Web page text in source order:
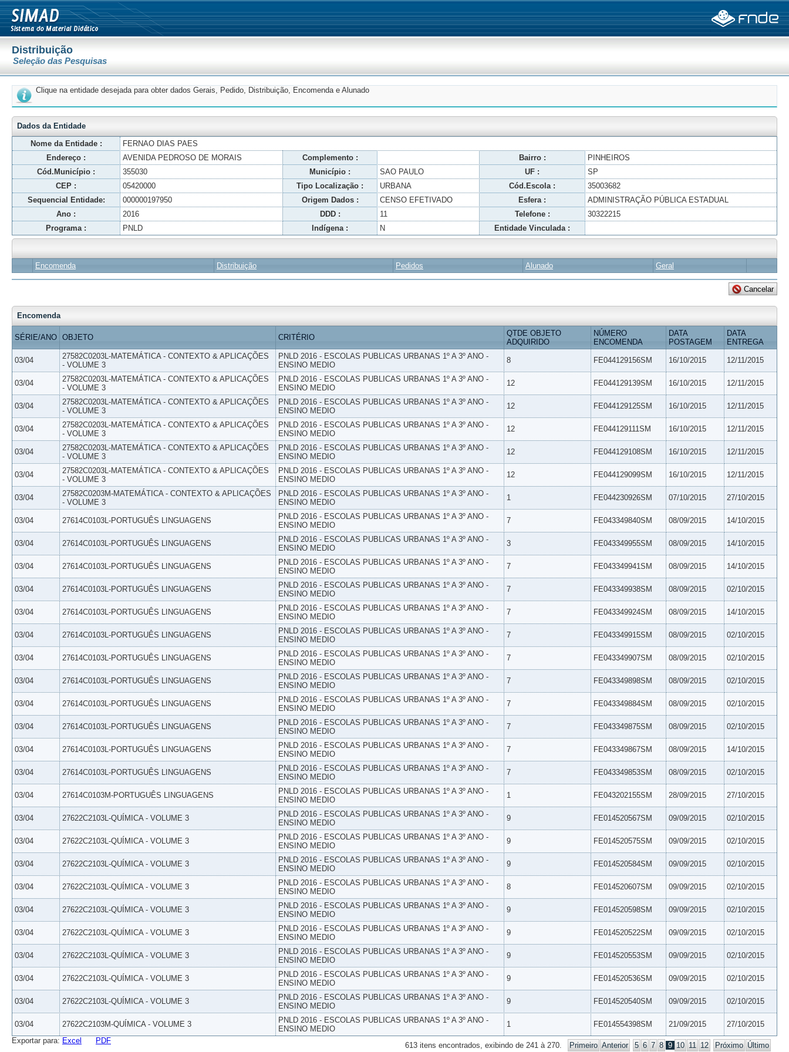
Distribuição
Seleção das Pesquisas
Clique na entidade desejada para obter dados Gerais, Pedido, Distribuição, Encomenda e Alunado
Dados da Entidade
Nome da Entidade :
FERNAO DIAS PAES
Endereço :
AVENIDA PEDROSO DE MORAIS Complemento : Bairro :
PINHEIROS
Cód.Município :
355030 Município : SAO PAULO UF :
SP
CEP :
05420000 Tipo Localização : URBANA Cód.Escola :
35003682
Sequencial Entidade:
000000197950 Origem Dados : CENSO EFETIVADO Esfera :
ADMINISTRAÇÃO PÚBLICA ESTADUAL
Ano :
2016 DDD : 11 Telefone :
30322215
Programa :
PNLD Indígena : N Entidade Vinculada :
Encomenda Distribuição Pedidos Alunado Geral
Encomenda
SÉRIE/ANO OBJETO CRITÉRIO
QTDE OBJETO
ADQUIRIDO
NÚMERO
ENCOMENDA
DATA
POSTAGEM
DATA
ENTREGA
03/04
27582C0203L-MATEMÁTICA - CONTEXTO & APLICAÇÕES
- VOLUME 3
PNLD 2016 - ESCOLAS PUBLICAS URBANAS 1º A 3º ANO -
ENSINO MEDIO
8 FE044129156SM 16/10/2015 12/11/2015
03/04
27582C0203L-MATEMÁTICA - CONTEXTO & APLICAÇÕES
- VOLUME 3
PNLD 2016 - ESCOLAS PUBLICAS URBANAS 1º A 3º ANO -
ENSINO MEDIO
12 FE044129139SM 16/10/2015 12/11/2015
03/04
27582C0203L-MATEMÁTICA - CONTEXTO & APLICAÇÕES
- VOLUME 3
PNLD 2016 - ESCOLAS PUBLICAS URBANAS 1º A 3º ANO -
ENSINO MEDIO
12 FE044129125SM 16/10/2015 12/11/2015
03/04
27582C0203L-MATEMÁTICA - CONTEXTO & APLICAÇÕES
- VOLUME 3
PNLD 2016 - ESCOLAS PUBLICAS URBANAS 1º A 3º ANO -
ENSINO MEDIO
12 FE044129111SM 16/10/2015 12/11/2015
03/04
27582C0203L-MATEMÁTICA - CONTEXTO & APLICAÇÕES
- VOLUME 3
PNLD 2016 - ESCOLAS PUBLICAS URBANAS 1º A 3º ANO -
ENSINO MEDIO
12 FE044129108SM 16/10/2015 12/11/2015
03/04
27582C0203L-MATEMÁTICA - CONTEXTO & APLICAÇÕES
- VOLUME 3
PNLD 2016 - ESCOLAS PUBLICAS URBANAS 1º A 3º ANO -
ENSINO MEDIO
12 FE044129099SM 16/10/2015 12/11/2015
03/04
27582C0203M-MATEMÁTICA - CONTEXTO & APLICAÇÕES
- VOLUME 3
PNLD 2016 - ESCOLAS PUBLICAS URBANAS 1º A 3º ANO -
ENSINO MEDIO
1 FE044230926SM 07/10/2015 27/10/2015
03/04 27614C0103L-PORTUGUÊS LINGUAGENS
PNLD 2016 - ESCOLAS PUBLICAS URBANAS 1º A 3º ANO -
ENSINO MEDIO
7 FE043349840SM 08/09/2015 14/10/2015
03/04 27614C0103L-PORTUGUÊS LINGUAGENS
PNLD 2016 - ESCOLAS PUBLICAS URBANAS 1º A 3º ANO -
ENSINO MEDIO
3 FE043349955SM 08/09/2015 14/10/2015
03/04 27614C0103L-PORTUGUÊS LINGUAGENS
PNLD 2016 - ESCOLAS PUBLICAS URBANAS 1º A 3º ANO -
ENSINO MEDIO
7 FE043349941SM 08/09/2015 14/10/2015
03/04 27614C0103L-PORTUGUÊS LINGUAGENS
PNLD 2016 - ESCOLAS PUBLICAS URBANAS 1º A 3º ANO -
ENSINO MEDIO
7 FE043349938SM 08/09/2015 02/10/2015
03/04 27614C0103L-PORTUGUÊS LINGUAGENS
PNLD 2016 - ESCOLAS PUBLICAS URBANAS 1º A 3º ANO -
ENSINO MEDIO
7 FE043349924SM 08/09/2015 14/10/2015
03/04 27614C0103L-PORTUGUÊS LINGUAGENS
PNLD 2016 - ESCOLAS PUBLICAS URBANAS 1º A 3º ANO -
ENSINO MEDIO
7 FE043349915SM 08/09/2015 02/10/2015
03/04 27614C0103L-PORTUGUÊS LINGUAGENS
PNLD 2016 - ESCOLAS PUBLICAS URBANAS 1º A 3º ANO -
ENSINO MEDIO
7 FE043349907SM 08/09/2015 02/10/2015
03/04 27614C0103L-PORTUGUÊS LINGUAGENS
PNLD 2016 - ESCOLAS PUBLICAS URBANAS 1º A 3º ANO -
ENSINO MEDIO
7 FE043349898SM 08/09/2015 02/10/2015
03/04 27614C0103L-PORTUGUÊS LINGUAGENS
PNLD 2016 - ESCOLAS PUBLICAS URBANAS 1º A 3º ANO -
ENSINO MEDIO
7 FE043349884SM 08/09/2015 02/10/2015
03/04 27614C0103L-PORTUGUÊS LINGUAGENS
PNLD 2016 - ESCOLAS PUBLICAS URBANAS 1º A 3º ANO -
ENSINO MEDIO
7 FE043349875SM 08/09/2015 02/10/2015
03/04 27614C0103L-PORTUGUÊS LINGUAGENS
PNLD 2016 - ESCOLAS PUBLICAS URBANAS 1º A 3º ANO -
ENSINO MEDIO
7 FE043349867SM 08/09/2015 14/10/2015
03/04 27614C0103L-PORTUGUÊS LINGUAGENS
PNLD 2016 - ESCOLAS PUBLICAS URBANAS 1º A 3º ANO -
ENSINO MEDIO
7 FE043349853SM 08/09/2015 02/10/2015
03/04 27614C0103M-PORTUGUÊS LINGUAGENS
PNLD 2016 - ESCOLAS PUBLICAS URBANAS 1º A 3º ANO -
ENSINO MEDIO
1 FE043202155SM 28/09/2015 27/10/2015
03/04 27622C2103L-QUÍMICA - VOLUME 3
PNLD 2016 - ESCOLAS PUBLICAS URBANAS 1º A 3º ANO -
ENSINO MEDIO
9 FE014520567SM 09/09/2015 02/10/2015
03/04 27622C2103L-QUÍMICA - VOLUME 3
PNLD 2016 - ESCOLAS PUBLICAS URBANAS 1º A 3º ANO -
ENSINO MEDIO
9 FE014520575SM 09/09/2015 02/10/2015
03/04 27622C2103L-QUÍMICA - VOLUME 3
PNLD 2016 - ESCOLAS PUBLICAS URBANAS 1º A 3º ANO -
ENSINO MEDIO
9 FE014520584SM 09/09/2015 02/10/2015
03/04 27622C2103L-QUÍMICA - VOLUME 3
PNLD 2016 - ESCOLAS PUBLICAS URBANAS 1º A 3º ANO -
ENSINO MEDIO
8 FE014520607SM 09/09/2015 02/10/2015
03/04 27622C2103L-QUÍMICA - VOLUME 3
PNLD 2016 - ESCOLAS PUBLICAS URBANAS 1º A 3º ANO -
ENSINO MEDIO
9 FE014520598SM 09/09/2015 02/10/2015
03/04 27622C2103L-QUÍMICA - VOLUME 3
PNLD 2016 - ESCOLAS PUBLICAS URBANAS 1º A 3º ANO -
ENSINO MEDIO
9 FE014520522SM 09/09/2015 02/10/2015
03/04 27622C2103L-QUÍMICA - VOLUME 3
PNLD 2016 - ESCOLAS PUBLICAS URBANAS 1º A 3º ANO -
ENSINO MEDIO
9 FE014520553SM 09/09/2015 02/10/2015
03/04 27622C2103L-QUÍMICA - VOLUME 3
PNLD 2016 - ESCOLAS PUBLICAS URBANAS 1º A 3º ANO -
ENSINO MEDIO
9 FE014520536SM 09/09/2015 02/10/2015
03/04 27622C2103L-QUÍMICA - VOLUME 3
PNLD 2016 - ESCOLAS PUBLICAS URBANAS 1º A 3º ANO -
ENSINO MEDIO
9 FE014520540SM 09/09/2015 02/10/2015
03/04 27622C2103M-QUÍMICA - VOLUME 3
PNLD 2016 - ESCOLAS PUBLICAS URBANAS 1º A 3º ANO -
ENSINO MEDIO
1 FE014554398SM 21/09/2015 27/10/2015
613 itens encontrados, exibindo de 241 à 270. Primeiro Anterior 5 6 7 8 9 10 11 12 Próximo Último
Exportar para: Excel PDF